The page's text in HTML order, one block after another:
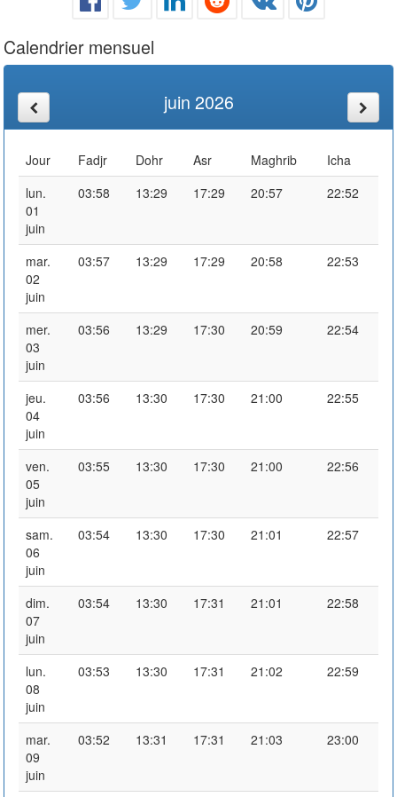
Calendrier mensuel
juin 2026
Jour Fadjr Dohr Asr Maghrib
Icha
lun.
01
juin
03:58 13:29 17:29 20:57 22:52
mar.
02
juin
03:57 13:29 17:29 20:58 22:53
mer.
03
juin
03:56 13:29 17:30 20:59 22:54
jeu.
04
juin
03:56 13:30 17:30 21:00 22:55
ven.
05
juin
03:55 13:30 17:30 21:00 22:56
sam.
06
juin
03:54 13:30 17:30 21:01 22:57
dim.
07
juin
03:54 13:30 17:31 21:01 22:58
lun.
08
juin
03:53 13:30 17:31 21:02 22:59
mar.
09
juin
03:52 13:31 17:31 21:03 23:00